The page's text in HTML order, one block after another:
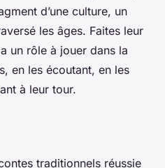
d’une culture, un
les âges. Faites leur
un rôle à jouer dans la
en les écoutant, en les
à leur tour.
traditionnels réussie